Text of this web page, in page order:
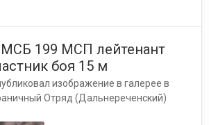
МСБ 199 МСП лейтенант
боя 15 м
изображение в галерее в
Отряд (Дальнереченский)